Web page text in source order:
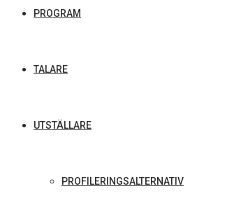
PROGRAM
TALARE
UTSTÄLLARE
PROFILERINGSALTERNATIV